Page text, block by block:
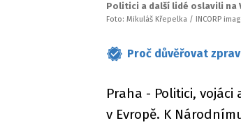
Politici a další lidé oslavili na
Foto: Mikuláš Křepelka / INCORP
Proč důvěřovat
Praha - Politici,
v Evropě. K